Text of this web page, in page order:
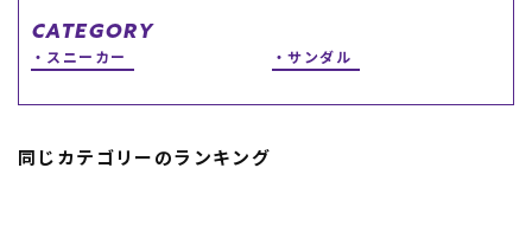
ファッションTOP
CATEGORY
スニーカー
サンダル
同じカテゴリーのランキング